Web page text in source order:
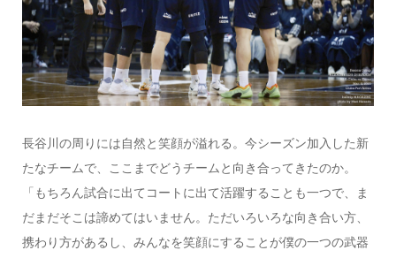
長谷川の周りには自然と笑顔が溢れる。今シーズン加入した新
たなチームで、ここまでどうチームと向き合ってきたのか。
「もちろん試合に出てコートに出て活躍することも一つで、ま
だまだそこは諦めてはいません。ただいろいろな向き合い方、
携わり方があるし、みんなを笑顔にすることが僕の一つの武器